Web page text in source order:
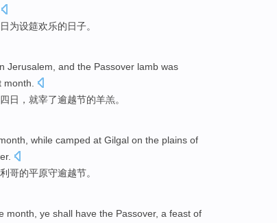
日为设筵欢乐的日子。
Jerusalem , and the Passover lamb was
month.
日 ， 就宰了逾越节的羊羔。
while camped at Gilgal on the plains of
.
哥的平原守逾越节。
month, ye shall have the Passover, a feast of